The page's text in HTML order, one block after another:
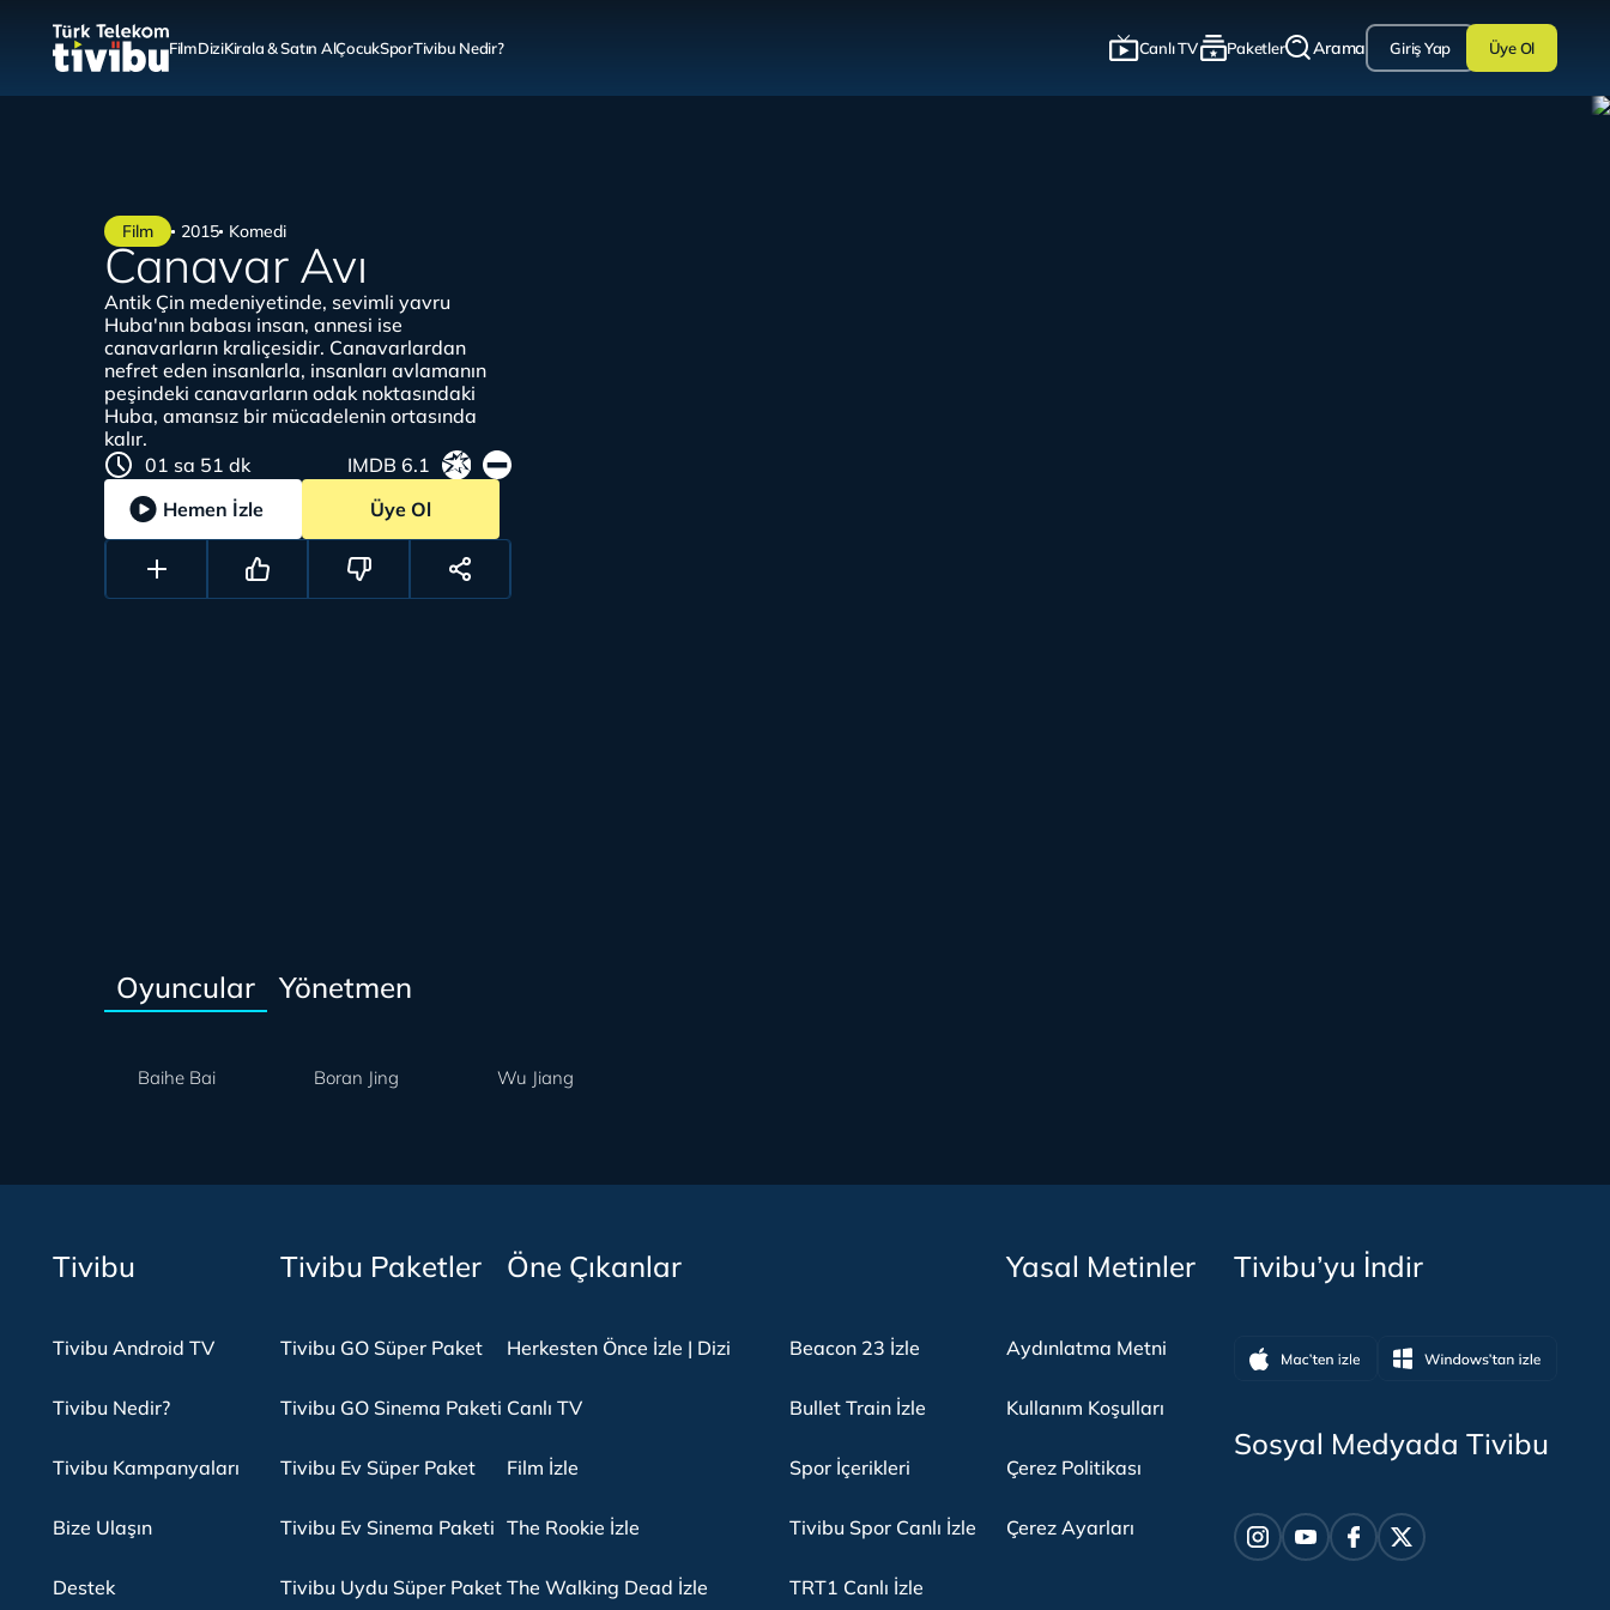
FilmDiziKirala & Satın AlÇocukSporTivibu Nedir? Canlı TV Paketler Arama Giriş Yap Üye Ol
Film 2015 Komedi
Canavar Avı
Antik Çin medeniyetinde, sevimli yavru
Huba'nın babası insan, annesi ise
canavarların kraliçesidir. Canavarlardan
nefret eden insanlarla, insanları avlamanın
peşindeki canavarların odak noktasındaki
Huba, amansız bir mücadelenin ortasında
kalır.
01 sa 51 dk
IMDB 6.1
Hemen İzle
Üye Ol
Oyuncular Yönetmen
Baihe Bai Boran Jing Wu Jiang
Tivibu
Tivibu Android TV
Tivibu Nedir?
Tivibu Kampanyaları
Bize Ulaşın
Destek
Tivibu Paketler
Tivibu GO Süper Paket
Tivibu GO Sinema Paketi
Tivibu Ev Süper Paket
Tivibu Ev Sinema Paketi
Tivibu Uydu Süper Paket
Öne Çıkanlar
Herkesten Önce İzle | Dizi
Canlı TV
Film İzle
The Rookie İzle
The Walking Dead İzle
Beacon 23 İzle
Bullet Train İzle
Spor İçerikleri
Tivibu Spor Canlı İzle
TRT1 Canlı İzle
Yasal Metinler
Aydınlatma Metni
Kullanım Koşulları
Çerez Politikası
Çerez Ayarları
Tivibu’yu İndir
Sosyal Medyada Tivibu